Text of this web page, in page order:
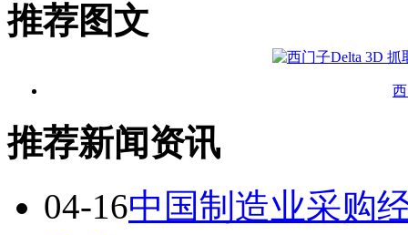
推荐图文
推荐新闻资讯
04-16中国制造业采购